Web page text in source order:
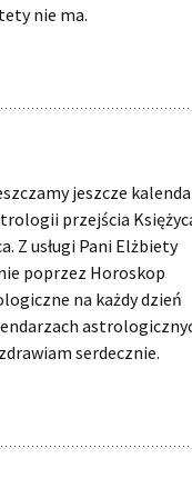
nie ma.
jeszcze
przejścia
Z usługi Pani Elżbiety
poprzez Horoskop
na każdy dzień
serdecznie.